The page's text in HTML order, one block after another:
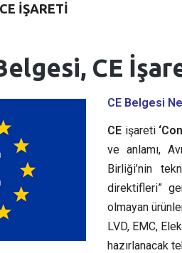
İŞARETI
CE
CE Belgesi
CE işareti
ve anlamı,
Birliği’nin
direktifleri”
olmayan
LVD, EMC,
hazırlanacak